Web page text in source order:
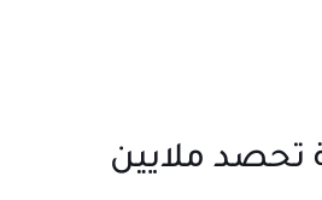
تحصد ملايين